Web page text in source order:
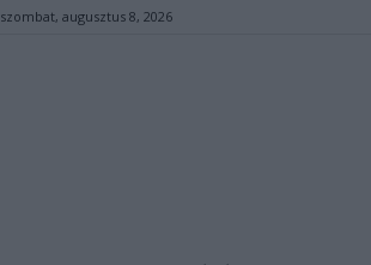
szombat, augusztus 8, 2026